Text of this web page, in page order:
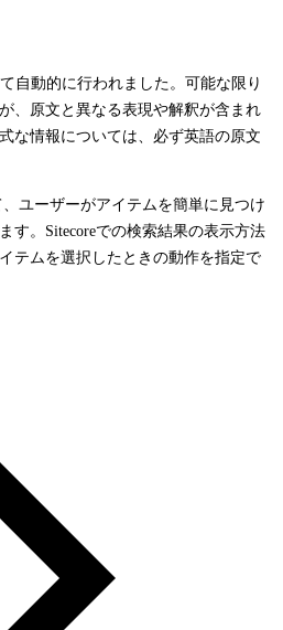
自動的に行われました。可能な限り
、原文と異なる表現や解釈が含まれ
な情報については、必ず英語の原文
ユーザーがアイテムを簡単に見つけ
す。Sitecoreでの検索結果の表示方法
テムを選択したときの動作を指定で